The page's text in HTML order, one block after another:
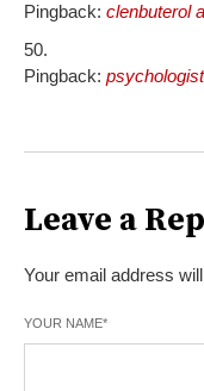
Pingback: clenbuterol
Pingback:
Leave a
Your email address
YOUR NAME*